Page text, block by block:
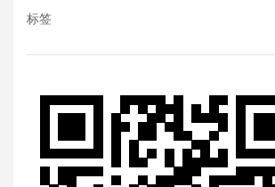
标签